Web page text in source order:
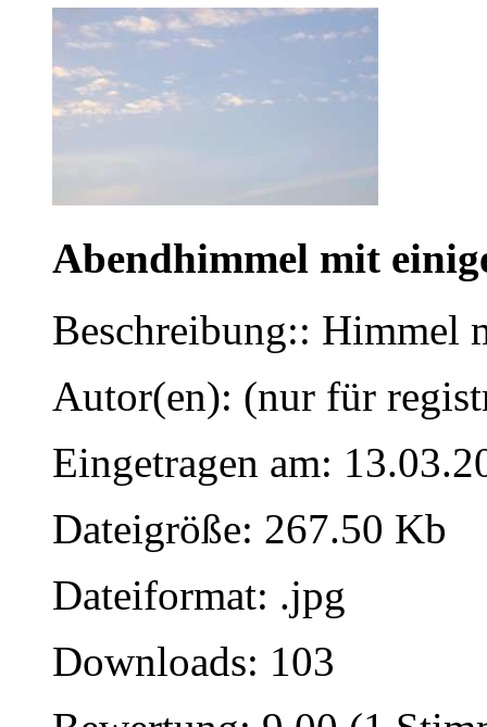
Abendhimmel mit
Beschreibung:: Himmel
Autor(en): (nur für
Eingetragen am:
Dateigröße: 267.50 Kb
Dateiformat: .jpg
Downloads: 103